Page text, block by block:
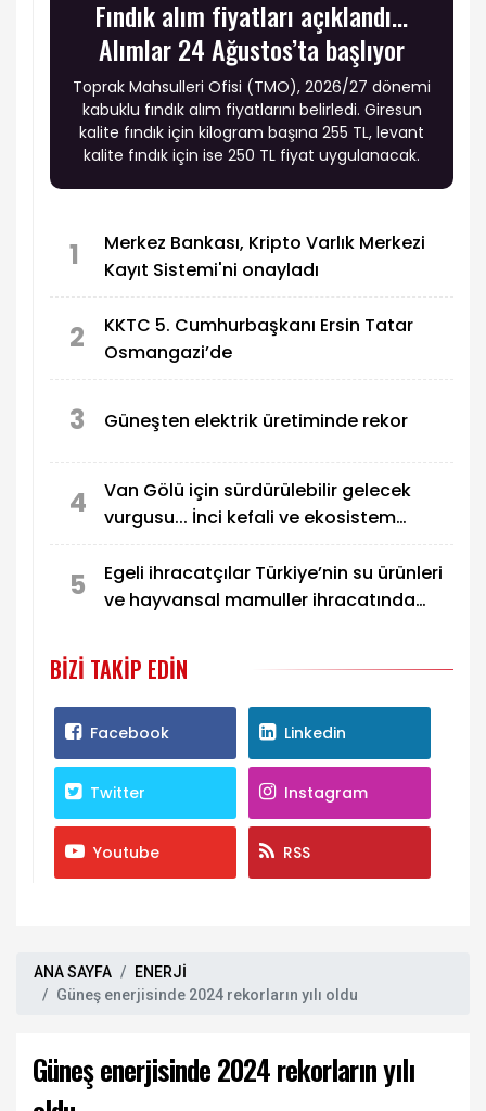
Fındık alım fiyatları açıklandı...
Alımlar 24 Ağustos’ta başlıyor
Toprak Mahsulleri Ofisi (TMO), 2026/27 dönemi
kabuklu fındık alım fiyatlarını belirledi. Giresun
kalite fındık için kilogram başına 255 TL, levant
kalite fındık için ise 250 TL fiyat uygulanacak.
1
Merkez Bankası, Kripto Varlık Merkezi
Kayıt Sistemi'ni onayladı
2
KKTC 5. Cumhurbaşkanı Ersin Tatar
Osmangazi’de
3 Güneşten elektrik üretiminde rekor
4
Van Gölü için sürdürülebilir gelecek
vurgusu... İnci kefali ve ekosistem
5
Egeli ihracatçılar Türkiye’nin su ürünleri
ve hayvansal mamuller ihracatında
BIZI TAKIP EDIN
Facebook Linkedin
Twitter Instagram
Youtube RSS
ANA SAYFA
ENERJİ
Güneş enerjisinde 2024 rekorların yılı oldu
Güneş enerjisinde 2024 rekorların yılı